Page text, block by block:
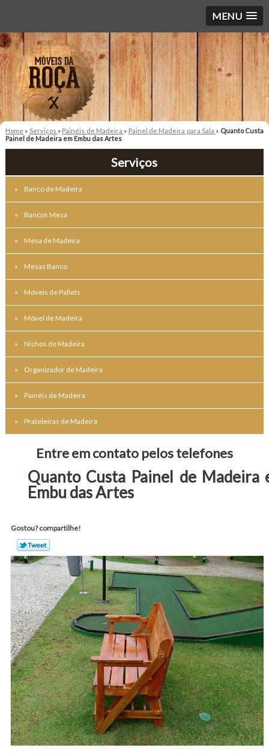
MENU
Home » Serviços » Painéis de Madeira » Painel de Madeira para Sala » Quanto Custa
Painel de Madeira em Embu das Artes
Serviços
Banco de Madeira
Bancos Mesa
Mesa de Madeira
Mesas Banco
Móveis de Pallets
Móvel de Madeira
Nichos de Madeira
Organizador de Madeira
Painéis de Madeira
Prateleiras de Madeira
Entre em contato pelos telefones
Quanto Custa Painel de Madeira
Embu das Artes
Gostou? compartilhe!